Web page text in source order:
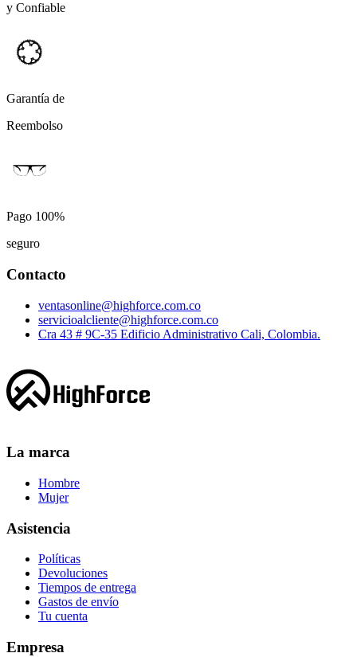
y Confiable
Garantía de
Reembolso
Pago 100%
seguro
Contacto
ventasonline@highforce.com.co
servicioalcliente@highforce.com.co
Cra 43 # 9C-35 Edificio Administrativo Cali, Colombia.
La marca
Hombre
Mujer
Asistencia
Políticas
Devoluciones
Tiempos de entrega
Gastos de envío
Tu cuenta
Empresa